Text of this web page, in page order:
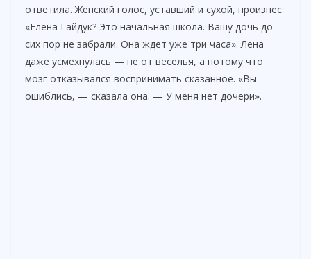
ответила. Женский голос, уставший и сухой, произнес:
«Елена Гайдук? Это начальная школа. Вашу дочь до
сих пор не забрали. Она ждет уже три часа». Лена
даже усмехнулась — не от веселья, а потому что
мозг отказывался воспринимать сказанное. «Вы
ошиблись, — сказала она. — У меня нет дочери».